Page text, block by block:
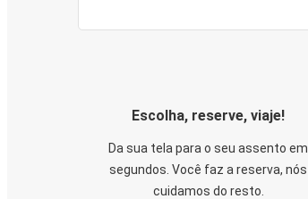
Escolha, reserve, viaje!
Da sua tela para o seu assento em
segundos. Você faz a reserva, nós
cuidamos do resto.